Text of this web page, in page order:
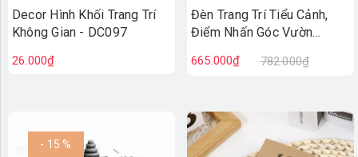
Decor Hình Khối Trang Trí
Không Gian - DC097
26.000₫
Đèn Trang Trí Tiểu Cảnh,
Điểm Nhấn Góc Vườn
665.000₫ 782.000₫
- 15 %